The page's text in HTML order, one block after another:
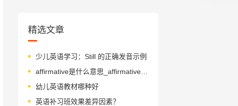
精选文章
少儿英语学习：Still 的正确发音示例
affirmative是什么意思_affirmative怎么读_音标əˈfɜ-mətɪv
幼儿英语教材哪种好
英语补习班效果差异因素？